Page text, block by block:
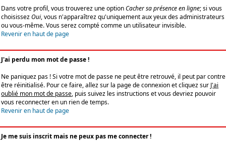
Dans votre profil, vous trouverez une optionCacher sa présence en ligne; si vous
choisissezOui, vous n'apparaîtrez qu'uniquement aux yeux des administrateurs
ou vous-même. Vous serez compté comme un utilisateur invisible.
Revenir en haut de page
J'ai perdu mon mot de passe !
Ne paniquez pas ! Si votre mot de passe ne peut être retrouvé, il peut par contre
être réinitialisé. Pour ce faire, allez sur la page de connexion et cliquez sur J'ai
oublié mon mot de passe, puis suivez les instructions et vous devriez pouvoir
vous reconnecter en un rien de temps.
Revenir en haut de page
Je me suis inscrit mais ne peux pas me connecter !